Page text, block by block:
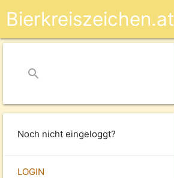
Bierkreiszeichen.at
search
Noch nicht eingeloggt?
LOGIN